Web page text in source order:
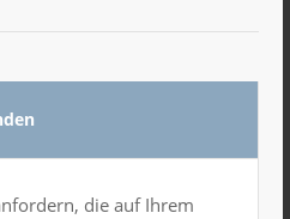
die auf Ihrem